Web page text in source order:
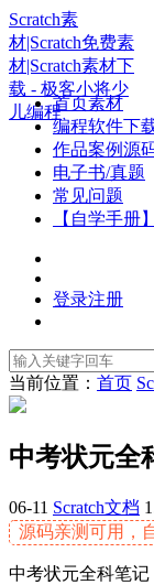
Scratch素
材|Scratch免费素
材|Scratch素材下
载 - 极客小将少
儿编程首页素材
编程软件下
作品案例源
电子书/真题
常见问题
【自学手册】
登录注册
当前位置： 首页
中考状元全
06-11 Scratch文档
源码亲测可用，
中考状元全科笔记